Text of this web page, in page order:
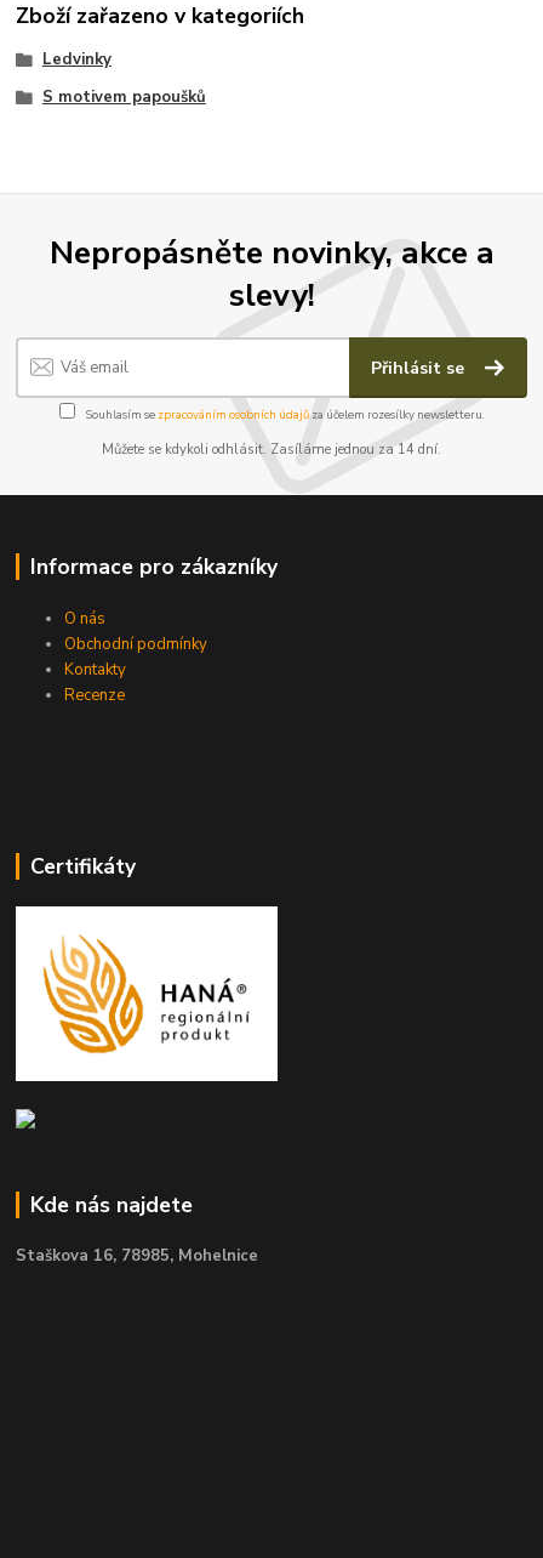
Zboží zařazeno v kategoriích
Ledvinky
S motivem papoušků
Nepropásněte novinky, akce a
slevy!
Přihlásit se
Souhlasím se zpracováním osobních údajůza účelem rozesílky newsletteru.
Můžete se kdykoli odhlásit. Zasíláme jednou za 14 dní.
Informace pro zákazníky
O nás
Obchodní podmínky
Kontakty
Recenze
Certifikáty
Kde nás najdete
Staškova 16, 78985, Mohelnice